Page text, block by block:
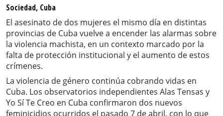
Sociedad, Cuba
El asesinato de dos mujeres el mismo día en distintas
provincias de Cuba vuelve a encender las alarmas sobre
la violencia machista, en un contexto marcado por la
falta de protección institucional y el aumento de estos
crímenes.
La violencia de género continúa cobrando vidas en
Cuba. Los observatorios independientes Alas Tensas y
Yo Sí Te Creo en Cuba confirmaron dos nuevos
feminicidios ocurridos el pasado 7 de abril, con lo que